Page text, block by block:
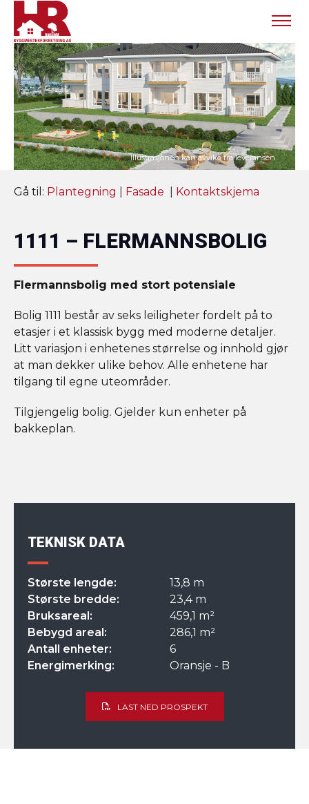
Gå til: Plantegning Fasade Kontaktskjema
1111 – FLERMANNSBOLIG
Flermannsbolig med stort potensiale
Bolig 1111 består av seks leiligheter fordelt på to
etasjer i et klassisk bygg med moderne detaljer.
Litt variasjon i enhetenes størrelse og innhold gjør
at man dekker ulike behov. Alle enhetene har
tilgang til egne uteområder.
Tilgjengelig bolig. Gjelder kun enheter på
bakkeplan.
TEKNISK DATA
Største lengde:
13,8 m
Største bredde:
23,4 m
Bruksareal:
459,1 m²
Bebygd areal:
286,1 m²
Antall enheter:
6
Energimerking:
Oransje - B
LAST NED PROSPEKT